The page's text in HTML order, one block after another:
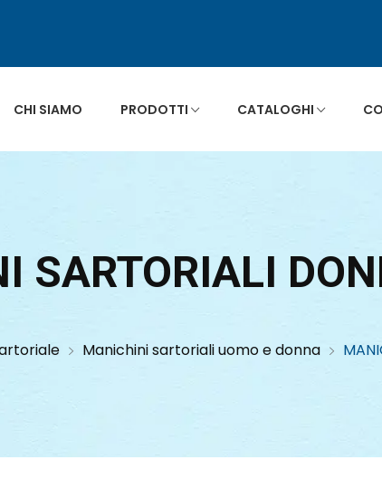
CHI SIAMO PRODOTTI CATALOGHI
SARTORIALI
Manichini sartoriali uomo e donna